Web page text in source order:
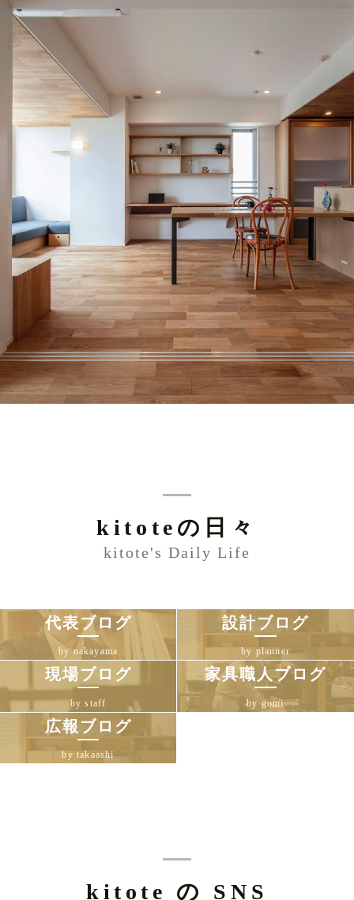
kitoteの日々
kitote's Daily Life
代表ブログ
by nakayama
設計ブログ
by planner
現場ブログ
by staff
家具職人ブログ
by gomi
広報ブログ
by takaashi
kitote の SNS